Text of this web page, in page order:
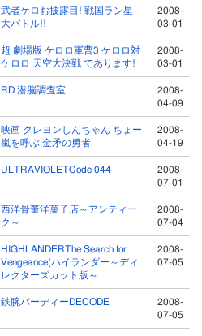
武者ケロお披露目! 戦国ラン星
大バトル!!
2008-
03-01
超 劇場版 ケロロ軍曹3 ケロロ対
ケロロ 天空大決戦 であります!
2008-
03-01
RD 潜脳調査室
2008-
04-09
映画 クレヨンしんちゃん ちょー
嵐を呼ぶ 金矛の勇者
2008-
04-19
ULTRAVIOLETCode 044
2008-
07-01
西洋骨董洋菓子店～アンティー
ク～
2008-
07-04
HIGHLANDERThe Search for
Vengeance(ハイランダー～ディ
レクターズカット版～
2008-
07-05
鉄腕バーディーDECODE
2008-
07-05